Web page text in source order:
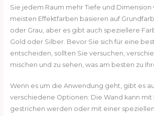
Sie jedem Raum mehr Tiefe und Dimension
meisten Effektfarben basieren auf
oder Grau, aber es gibt auch speziellere
Gold oder Silber. Bevor Sie sich für eine
entscheiden, sollten Sie versuchen,
mischen und zu sehen, was am besten zu
Wenn es um die Anwendung geht, gibt es
verschiedene Optionen: Die Wand kann mit
gestrichen werden oder mit einer